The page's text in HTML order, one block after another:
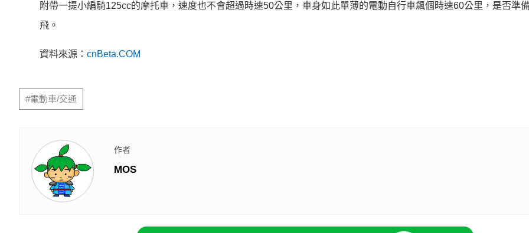
附帶一提小編騎125cc的摩托車，速度也不會超過時速50公里，車身如此單薄的電動自行車飆個時速60公里，是否準
飛。
資料來源： cnBeta.COM
#電動車/交通
作者
MOS